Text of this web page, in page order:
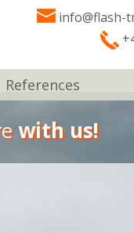
info@flash-
References
with us!